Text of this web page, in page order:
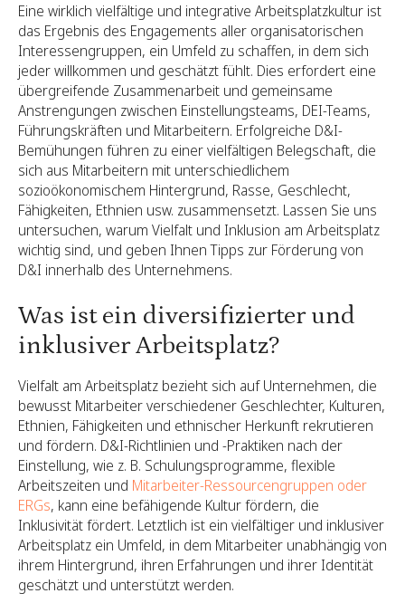
Eine wirklich vielfältige und integrative Arbeitsplatzkultur ist
das Ergebnis des Engagements aller organisatorischen
Interessengruppen, ein Umfeld zu schaffen, in dem sich
jeder willkommen und geschätzt fühlt. Dies erfordert eine
übergreifende Zusammenarbeit und gemeinsame
Anstrengungen zwischen Einstellungsteams, DEI-Teams,
Führungskräften und Mitarbeitern. Erfolgreiche D&I-
Bemühungen führen zu einer vielfältigen Belegschaft, die
sich aus Mitarbeitern mit unterschiedlichem
sozioökonomischem Hintergrund, Rasse, Geschlecht,
Fähigkeiten, Ethnien usw. zusammensetzt. Lassen Sie uns
untersuchen, warum Vielfalt und Inklusion am Arbeitsplatz
wichtig sind, und geben Ihnen Tipps zur Förderung von
D&I innerhalb des Unternehmens.
Was ist ein diversifizierter und
inklusiver Arbeitsplatz?
Vielfalt am Arbeitsplatz bezieht sich auf Unternehmen, die
bewusst Mitarbeiter verschiedener Geschlechter, Kulturen,
Ethnien, Fähigkeiten und ethnischer Herkunft rekrutieren
und fördern. D&I-Richtlinien und -Praktiken nach der
Einstellung, wie z. B. Schulungsprogramme, flexible
Arbeitszeiten und Mitarbeiter-Ressourcengruppen oder
ERGs, kann eine befähigende Kultur fördern, die
Inklusivität fördert. Letztlich ist ein vielfältiger und inklusiver
Arbeitsplatz ein Umfeld, in dem Mitarbeiter unabhängig von
ihrem Hintergrund, ihren Erfahrungen und ihrer Identität
geschätzt und unterstützt werden.